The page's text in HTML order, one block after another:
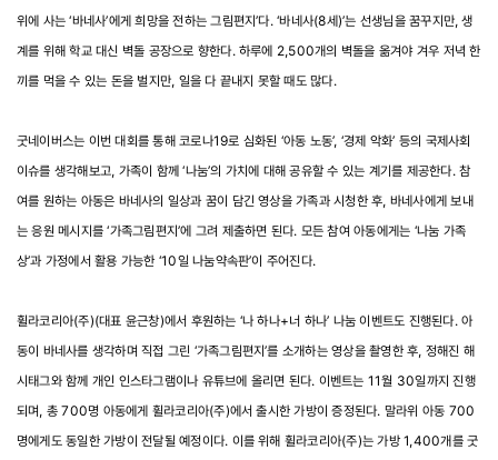
위에 사는 ‘바네사’에게 희망을 전하는 그림편지’다. ‘바네사(8세)’는 선생님을 꿈꾸지만, 생
계를 위해 학교 대신 벽돌 공장으로 향한다. 하루에 2,500개의 벽돌을 옮겨야 겨우 저녁 한
끼를 먹을 수 있는 돈을 벌지만, 일을 다 끝내지 못할 때도 많다.
굿네이버스는 이번 대회를 통해 코로나19로 심화된 ‘아동 노동’, ‘경제 악화’ 등의 국제사회
이슈를 생각해보고, 가족이 함께 ‘나눔’의 가치에 대해 공유할 수 있는 계기를 제공한다. 참
여를 원하는 아동은 바네사의 일상과 꿈이 담긴 영상을 가족과 시청한 후, 바네사에게 보내
는 응원 메시지를 ‘가족그림편지’에 그려 제출하면 된다. 모든 참여 아동에게는 ‘나눔 가족
상’과 가정에서 활용 가능한 ‘10일 나눔약속판’이 주어진다.
휠라코리아(주)(대표 윤근창)에서 후원하는 ‘나 하나+너 하나’ 나눔 이벤트도 진행된다. 아
동이 바네사를 생각하며 직접 그린 ‘가족그림편지’를 소개하는 영상을 촬영한 후, 정해진 해
시태그와 함께 개인 인스타그램이나 유튜브에 올리면 된다. 이벤트는 11월 30일까지 진행
되며, 총 700명 아동에게 휠라코리아(주)에서 출시한 가방이 증정된다. 말라위 아동 700
명에게도 동일한 가방이 전달될 예정이다. 이를 위해 휠라코리아(주)는 가방 1,400개를 굿